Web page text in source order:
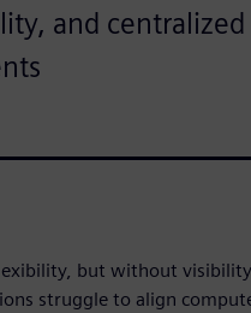
and
but without
struggle to align